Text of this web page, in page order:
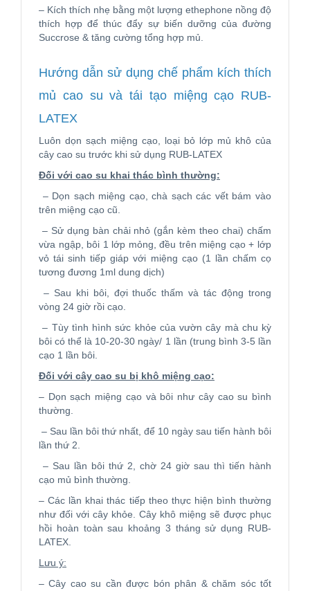
– Kích thích nhẹ bằng một lượng ethephone nồng độ
thích hợp để thúc đẩy sự biến dưỡng của đường
Succrose & tăng cường tổng hợp mủ.
Hướng dẫn sử dụng chế phẩm kích thích
mủ cao su và tái tạo miệng cạo RUB-
LATEX
Luôn dọn sạch miệng cạo, loại bỏ lớp mủ khô của
cây cao su trước khi sử dụng RUB-LATEX
Đối với cao su khai thác bình thường:
– Dọn sạch miệng cạo, chà sạch các vết bám vào
trên miệng cạo cũ.
– Sử dụng bàn chải nhỏ (gắn kèm theo chai) chấm
vừa ngập, bôi 1 lớp mỏng, đều trên miệng cạo + lớp
vỏ tái sinh tiếp giáp với miệng cạo (1 lần chấm cọ
tương đương 1ml dung dịch)
– Sau khi bôi, đợi thuốc thấm và tác động trong
vòng 24 giờ rồi cạo.
– Tùy tình hình sức khỏe của vườn cây mà chu kỳ
bôi có thể là 10-20-30 ngày/ 1 lần (trung bình 3-5 lần
cạo 1 lần bôi.
Đối với cây cao su bị khô miệng cạo:
– Dọn sạch miệng cạo và bôi như cây cao su bình
thường.
– Sau lần bôi thứ nhất, để 10 ngày sau tiến hành bôi
lần thứ 2.
– Sau lần bôi thứ 2, chờ 24 giờ sau thì tiến hành
cạo mủ bình thường.
– Các lần khai thác tiếp theo thực hiện bình thường
như đối với cây khỏe. Cây khô miệng sẽ được phục
hồi hoàn toàn sau khoảng 3 tháng sử dụng RUB-
LATEX.
Lưu ý:
– Cây cao su cần được bón phân & chăm sóc tốt